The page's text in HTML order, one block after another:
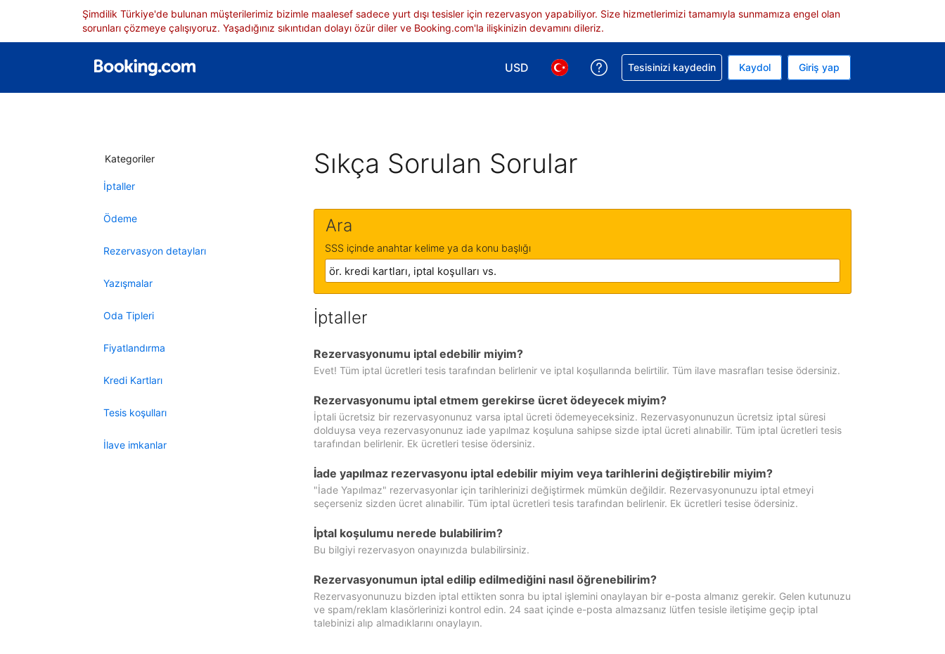
Şimdilik Türkiye'de bulunan müşterilerimiz bizimle maalesef sadece yurt dışı tesisler için rezervasyon yapabiliyor. Size hizmetlerimizi tamamıyla sunmamıza engel olan
sorunları çözmeye çalışıyoruz. Yaşadığınız sıkıntıdan dolayı özür diler ve Booking.com'la ilişkinizin devamını dileriz.
USD
Para birimi seçimi yap. Mevcut para biriminiz ABD doları
Dil seçimi yap. Mevcut diliniz Türkçe
Rezervasyonunuzla ilgili yardım alın
Tesisinizi kaydedin Kaydol Giriş yap
Kategoriler
İptaller
Ödeme
Rezervasyon detayları
Yazışmalar
Oda Tipleri
Fiyatlandırma
Kredi Kartları
Tesis koşulları
İlave imkanlar
Sıkça Sorulan Sorular
Ara
SSS içinde anahtar kelime ya da konu başlığı
İptaller
Rezervasyonumu iptal edebilir miyim?
Evet! Tüm iptal ücretleri tesis tarafından belirlenir ve iptal koşullarında belirtilir. Tüm ilave masrafları tesise ödersiniz.
Rezervasyonumu iptal etmem gerekirse ücret ödeyecek miyim?
İptali ücretsiz bir rezervasyonunuz varsa iptal ücreti ödemeyeceksiniz. Rezervasyonunuzun ücretsiz iptal süresi
dolduysa veya rezervasyonunuz iade yapılmaz koşuluna sahipse sizde iptal ücreti alınabilir. Tüm iptal ücretleri tesis
tarafından belirlenir. Ek ücretleri tesise ödersiniz.
İade yapılmaz rezervasyonu iptal edebilir miyim veya tarihlerini değiştirebilir miyim?
"İade Yapılmaz" rezervasyonlar için tarihlerinizi değiştirmek mümkün değildir. Rezervasyonunuzu iptal etmeyi
seçerseniz sizden ücret alınabilir. Tüm iptal ücretleri tesis tarafından belirlenir. Ek ücretleri tesise ödersiniz.
İptal koşulumu nerede bulabilirim?
Bu bilgiyi rezervasyon onayınızda bulabilirsiniz.
Rezervasyonumun iptal edilip edilmediğini nasıl öğrenebilirim?
Rezervasyonunuzu bizden iptal ettikten sonra bu iptal işlemini onaylayan bir e-posta almanız gerekir. Gelen kutunuzu
ve spam/reklam klasörlerinizi kontrol edin. 24 saat içinde e-posta almazsanız lütfen tesisle iletişime geçip iptal
talebinizi alıp almadıklarını onaylayın.